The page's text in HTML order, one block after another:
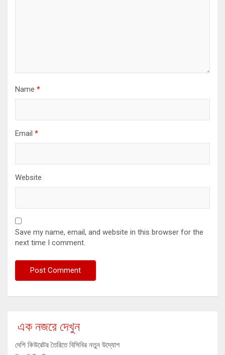
Name *
Email *
Website
Save my name, email, and website in this browser for the
next time I comment.
এক নজরে দেখুন
দেশি কিউরেটর তৈরিতে বিসিবির নতুন উদ্যোগ